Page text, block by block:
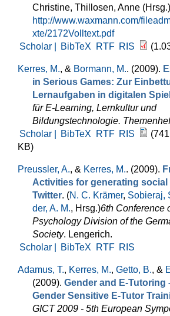
Christine, Thillosen, Anne
http://www.waxmann.com/
xte/2172Volltext.pdf
Scholar |
BibTeX RTF RIS
Kerres, M., & Bormann, M.. (2009).
in Serious Games: Zur
Lernaufgaben in digitalen
für E-Learning, Lernkultur und
Bildungstechnologie.
Scholar |
BibTeX RTF RIS
KB)
Preussler, A., & Kerres, M.. (2009).
Activities for generating
Twitter. (N. C. Krämer, Sobieraj,
der, A. M., Hrsg.)6th Conference
Psychology Division of the
Society. Lengerich.
Scholar |
BibTeX RTF RIS
Adamus, T., Kerres, M., Getto, B., &
(2009). Gender and E-Tutoring
Gender Sensitive E-Tutor
GICT 2009 - 5th European